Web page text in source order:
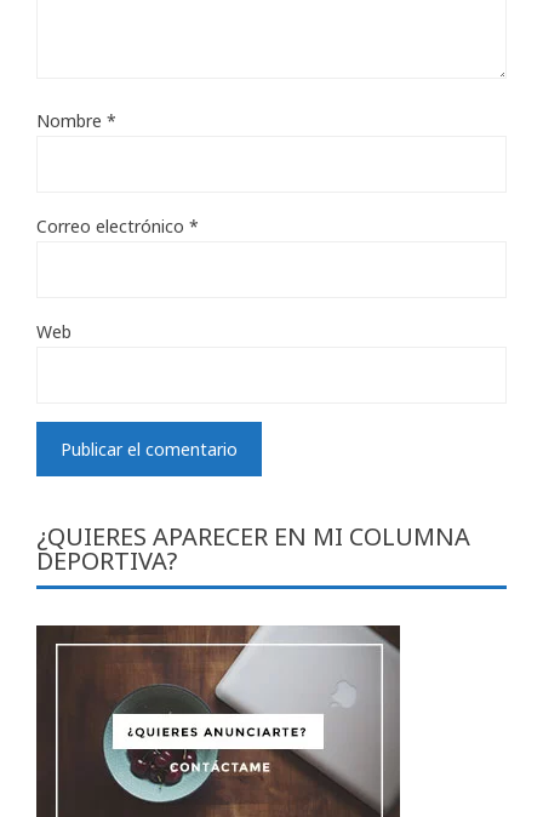
Nombre *
Correo electrónico *
Web
¿QUIERES APARECER EN MI COLUMNA
DEPORTIVA?